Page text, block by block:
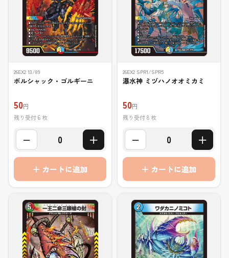
26EX2 13/89
ボルシャック・ゴルギーニ
50円
残り受付 6 枚
− 0 ＋
＋ カートに追加
26EX2 SPR1/SPR5
瀑水神 ミヅハノオオミカミ
50円
残り受付 8 枚
− 0 ＋
＋ カートに追加